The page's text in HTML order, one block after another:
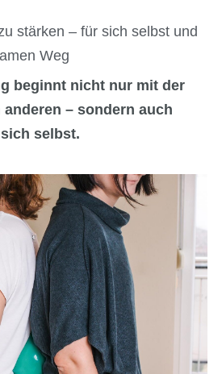
stärken – für sich selbst und
Weg
beginnt nicht nur mit der
– sondern auch
selbst.